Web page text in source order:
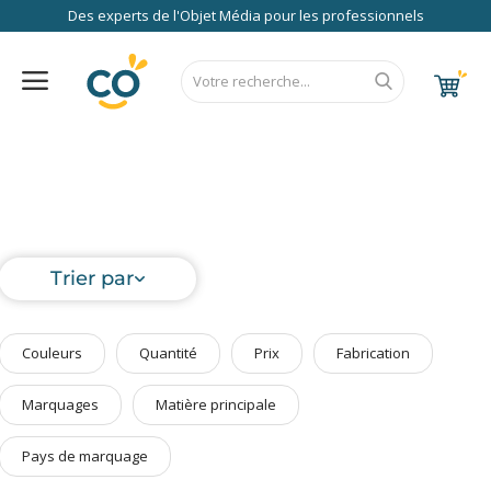
Des experts de l'Objet Média pour les professionnels
Bagageries & Sacs
Etui
Vêtements de Travail
Parapluies & Parasols
Gourmandises
Art de la Table
Trier par
Couleurs Quantité Prix Fabrication
Marquages Matière principale
Pays de marquage